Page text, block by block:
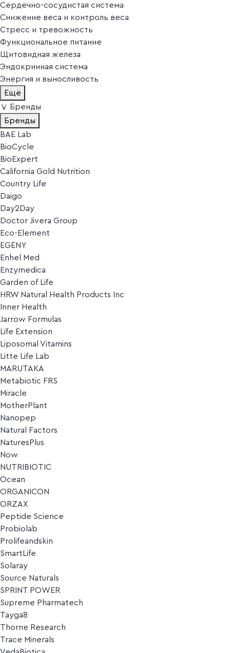
Сердечно-сосудистая система
Снижение веса и контроль веса
Стресс и тревожность
Функциональное питание
Щитовидная железа
Эндокринная система
Энергия и выносливость
Ещё
Бренды
Бренды
BAE Lab
BioCycle
BioExpert
California Gold Nutrition
Country Life
Daigo
Day2Day
Doctor Jivera Group
Eco-Element
EGENY
Enhel Med
Enzymedica
Garden of Life
HRW Natural Health Products Inc
Inner Health
Jarrow Formulas
Life Extension
Liposomal Vitamins
Litte Life Lab
MARUTAKA
Metabiotic FRS
Miracle
MotherPlant
Nanopep
Natural Factors
NaturesPlus
Now
NUTRIBIOTIC
Ocean
ORGANICON
ORZAX
Peptide Science
Probiolab
Prolifeandskin
SmartLife
Solaray
Source Naturals
SPRINT POWER
Supreme Pharmatech
Tayga8
Thorne Research
Trace Minerals